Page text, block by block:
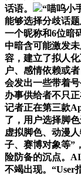
话语。
“喵呜小
能够选择分歧话
一个昵称和6位暗
中暗含可能激发
容，建立了拟人
户、感情依赖或
会发出一些带着
办事供给者不只
记者正在第三款
了，用户选择脚
虚拟脚色、动漫
子、赛博对象等”
险防备的沉点。
不竭出现。“User